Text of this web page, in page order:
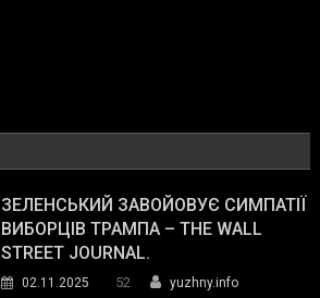
ЗЕЛЕНСЬКИЙ ЗАВОЙОВУЄ СИМПАТІЇ
ВИБОРЦІВ ТРАМПА – THE WALL
STREET JOURNAL.
02.11.2025 52
yuzhny.info